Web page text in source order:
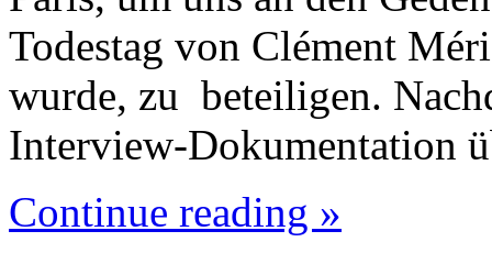
Todestag von Clément
wurde, zu beteiligen.
Interview-Dokumentation
Continue reading »